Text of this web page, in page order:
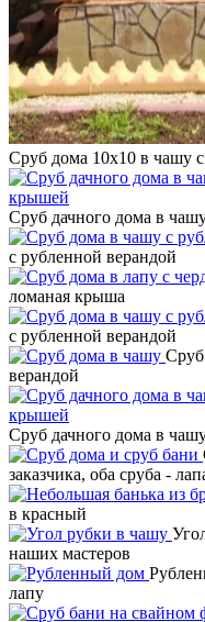
Сруб дома 10х10 в чашу
Сруб дачного дома в
с рубленной верандой
ломаная крыша
с рубленной верандой
верандой
Сруб дачного дома в
заказчика, оба сруба -
в красный
наших мастеров
лапу